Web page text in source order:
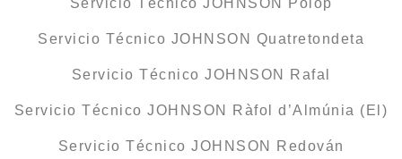
Servicio Técnico JOHNSON Quatretondeta
Servicio Técnico JOHNSON Rafal
Servicio Técnico JOHNSON Ràfol d’Almúnia (El)
Servicio Técnico JOHNSON Redován